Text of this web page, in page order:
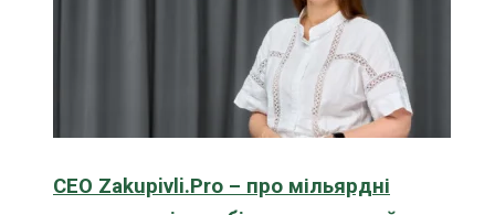
CEO Zakupivli.Pro – про мільярдні